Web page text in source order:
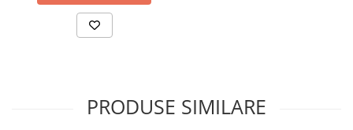
PRODUSE SIMILARE